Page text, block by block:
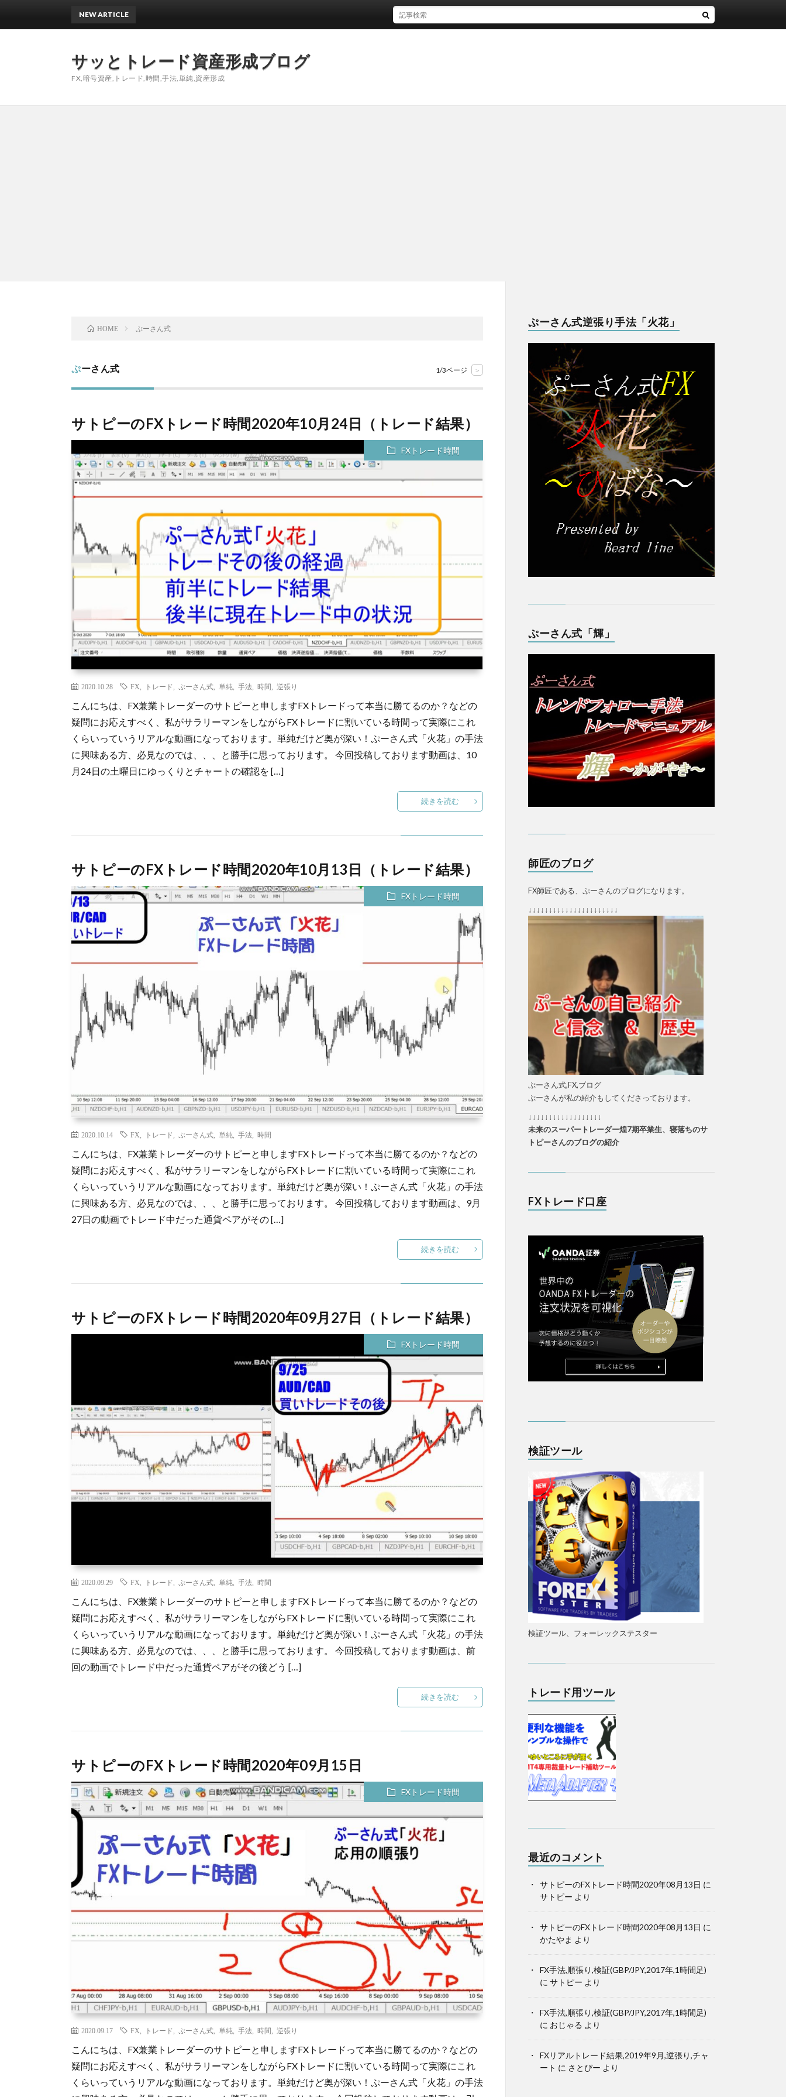
サッとトレード資産形成ブログ
FX,暗号資産,トレード,時間,手法,単純,資産形成
NEW ARTICLE 2023年9月18日のFXトレード
HOME ぷーさん式
ぷーさん式 1/3ページ >
サトピーのFXトレード時間2020年10月24日（トレード結果）
FXトレード時間
2020.10.28 FX トレード ぷーさん式 単純 手法 時間 逆張り
こんにちは、FX兼業トレーダーのサトピーと申しますFXトレードって本当に勝てるのか？などの
疑問にお応えすべく、私がサラリーマンをしながらFXトレードに割いている時間って実際にこれ
くらいっていうリアルな動画になっております。単純だけど奥が深い！ぷーさん式「火花」の手法
に興味ある方、必見なのでは、、、と勝手に思っております。 今回投稿しております動画は、10
月24日の土曜日にゆっくりとチャートの確認を […]
続きを読む
サトピーのFXトレード時間2020年10月13日（トレード結果）
FXトレード時間
2020.10.14 FX トレード ぷーさん式 単純 手法 時間
こんにちは、FX兼業トレーダーのサトピーと申しますFXトレードって本当に勝てるのか？などの
疑問にお応えすべく、私がサラリーマンをしながらFXトレードに割いている時間って実際にこれ
くらいっていうリアルな動画になっております。単純だけど奥が深い！ぷーさん式「火花」の手法
に興味ある方、必見なのでは、、、と勝手に思っております。 今回投稿しております動画は、9月
27日の動画でトレード中だった通貨ペアがその […]
続きを読む
サトピーのFXトレード時間2020年09月27日（トレード結果）
FXトレード時間
2020.09.29 FX トレード ぷーさん式 単純 手法 時間
こんにちは、FX兼業トレーダーのサトピーと申しますFXトレードって本当に勝てるのか？などの
疑問にお応えすべく、私がサラリーマンをしながらFXトレードに割いている時間って実際にこれ
くらいっていうリアルな動画になっております。単純だけど奥が深い！ぷーさん式「火花」の手法
に興味ある方、必見なのでは、、、と勝手に思っております。 今回投稿しております動画は、前
回の動画でトレード中だった通貨ペアがその後どう […]
続きを読む
サトピーのFXトレード時間2020年09月15日
FXトレード時間
2020.09.17 FX トレード ぷーさん式 単純 手法 時間 逆張り
こんにちは、FX兼業トレーダーのサトピーと申しますFXトレードって本当に勝てるのか？などの
疑問にお応えすべく、私がサラリーマンをしながらFXトレードに割いている時間って実際にこれ
くらいっていうリアルな動画になっております。単純だけど奥が深い！ぷーさん式「火花」の手法
ぷーさん式逆張り手法「火花」
ぷーさん式「輝」
師匠のブログ
FX師匠である、ぷーさんのブログになります。
↓↓↓↓↓↓↓↓↓↓↓↓↓↓↓↓↓↓↓↓↓↓
ぷーさん式,FX,ブログ
ぷーさんが私の紹介もしてくださっております。
↓↓↓↓↓↓↓↓↓↓↓↓↓↓↓↓↓↓
未来のスーパートレーダー煌7期卒業生、寝落ちのサ
トピーさんのブログの紹介
FXトレード口座
検証ツール
検証ツール、フォーレックステスター
トレード用ツール
最近のコメント
サトピーのFXトレード時間2020年08月13日 に
サトピー より
サトピーのFXトレード時間2020年08月13日 に
かたやま より
FX手法,順張り,検証(GBP/JPY,2017年,1時間足)
に サトピー より
FX手法,順張り,検証(GBP/JPY,2017年,1時間足)
に おじゃる より
FXリアルトレード結果,2019年9月,逆張り,チャ
ート に さとぴー より